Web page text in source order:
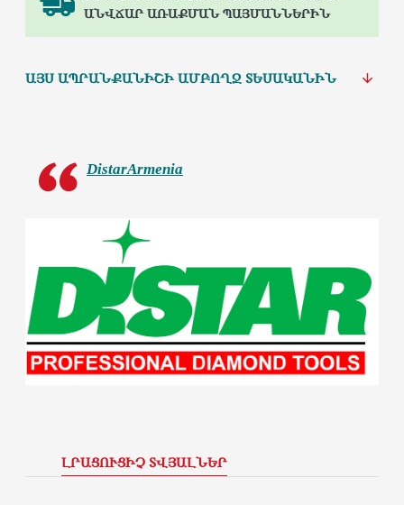
ԱՆՎՃԱՐ ԱՌԱՔՄԱՆ ՊԱՅՄԱՆՆԵՐԻՆ
ԱՅՍ ԱՊՐԱՆՔԱՆԻՇԻ ԱՄԲՈՂՋ ՏԵՍԱԿԱՆԻՆ
DistarArmenia
ԼՐԱՑՈՒՑԻՉ ՏՎՅԱԼՆԵՐ